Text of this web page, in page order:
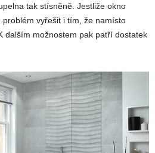
tak stísněně. Jestliže okno
vyřešit i tím, že namísto
dalším možnostem pak patří dostatek